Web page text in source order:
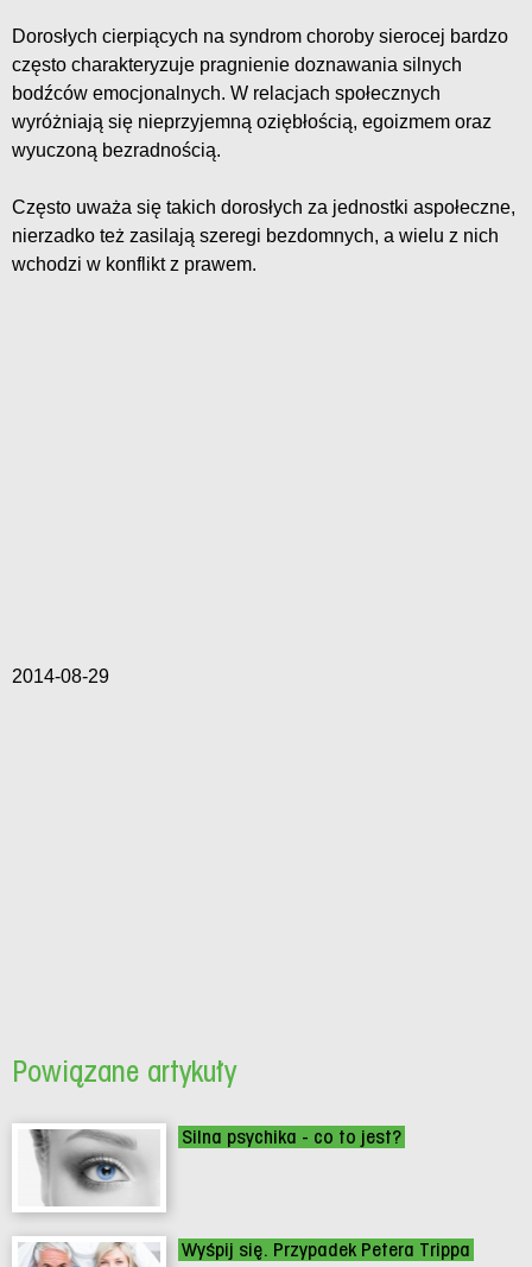
Dorosłych cierpiących na syndrom choroby sierocej bardzo
często charakteryzuje pragnienie doznawania silnych
bodźców emocjonalnych. W relacjach społecznych
wyróżniają się nieprzyjemną oziębłością, egoizmem oraz
wyuczoną bezradnością.
Często uważa się takich dorosłych za jednostki aspołeczne,
nierzadko też zasilają szeregi bezdomnych, a wielu z nich
wchodzi w konflikt z prawem.
2014-08-29
Powiązane artykuły
Silna psychika - co to jest?
Wyśpij się. Przypadek Petera Trippa